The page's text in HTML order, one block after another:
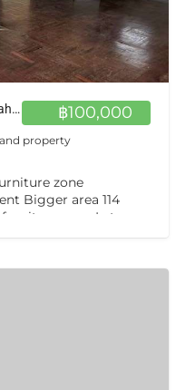
฿100,000
House for rent Bigger area 114 sq.wah 5 Beds without furniture furniture zone Lat Phrao ,Chatuchak not far from Chtuchak Park BTS LINE
property
zone
Bigger area 114
zone Lat